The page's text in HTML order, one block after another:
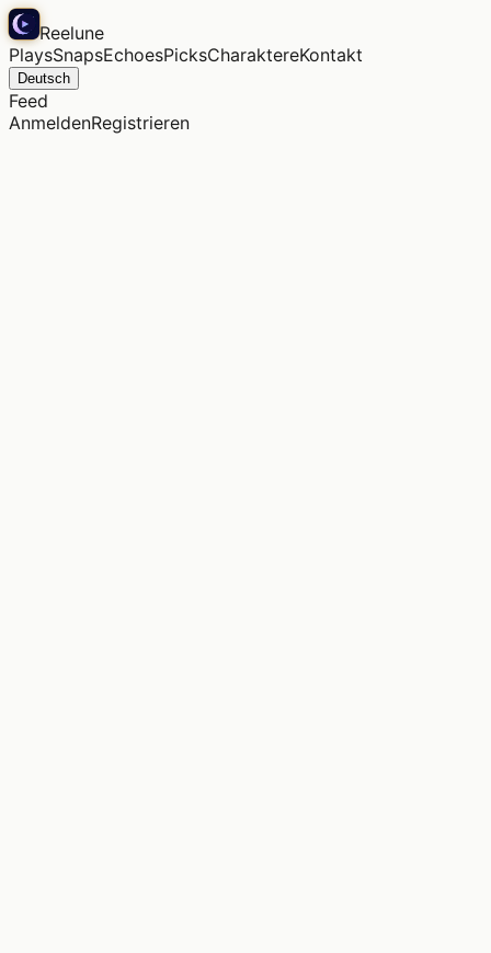
Reelune
PlaysSnapsEchoesPicksCharaktereKontakt
Deutsch
Feed
AnmeldenRegistrieren